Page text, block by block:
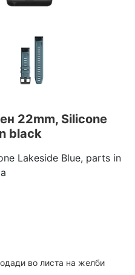
22mm, Silicone
black
Lakeside Blue, parts in
во листа на желби